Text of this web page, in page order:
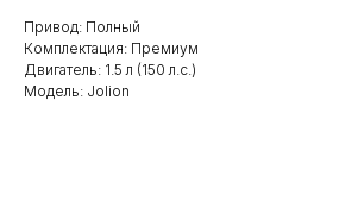
Привод: Полный
Комплектация: Премиум
Двигатель: 1.5 л (150 л.с.)
Модель: Jolion